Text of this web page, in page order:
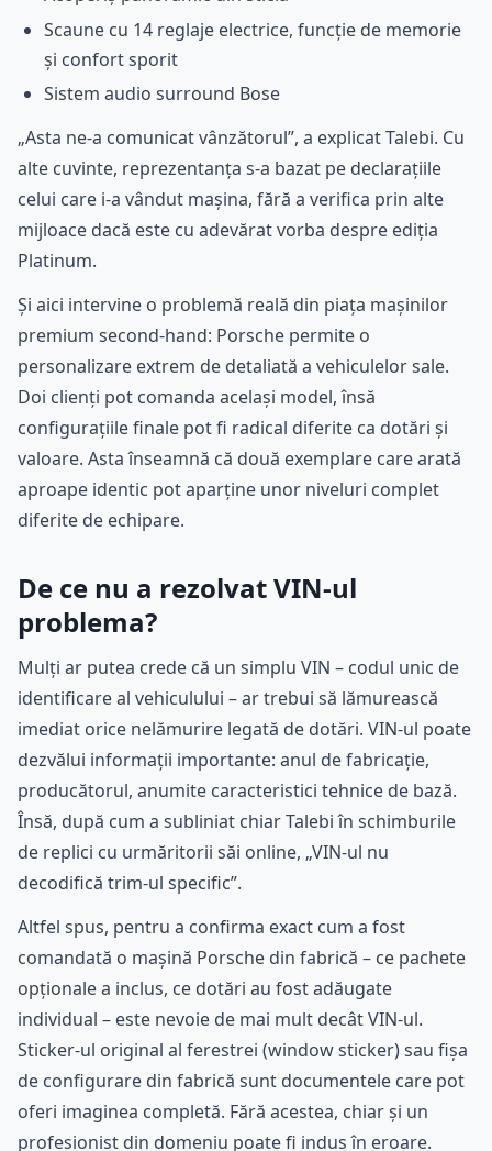
Scaune cu 14 reglaje electrice, funcție de memorie
și confort sporit
Sistem audio surround Bose
„Asta ne-a comunicat vânzătorul”, a explicat Talebi. Cu
alte cuvinte, reprezentanța s-a bazat pe declarațiile
celui care i-a vândut mașina, fără a verifica prin alte
mijloace dacă este cu adevărat vorba despre ediția
Platinum.
Și aici intervine o problemă reală din piața mașinilor
premium second-hand: Porsche permite o
personalizare extrem de detaliată a vehiculelor sale.
Doi clienți pot comanda același model, însă
configurațiile finale pot fi radical diferite ca dotări și
valoare. Asta înseamnă că două exemplare care arată
aproape identic pot aparține unor niveluri complet
diferite de echipare.
De ce nu a rezolvat VIN-ul
problema?
Mulți ar putea crede că un simplu VIN – codul unic de
identificare al vehiculului – ar trebui să lămurească
imediat orice nelămurire legată de dotări. VIN-ul poate
dezvălui informații importante: anul de fabricație,
producătorul, anumite caracteristici tehnice de bază.
Însă, după cum a subliniat chiar Talebi în schimburile
de replici cu urmăritorii săi online, „VIN-ul nu
decodifică trim-ul specific”.
Altfel spus, pentru a confirma exact cum a fost
comandată o mașină Porsche din fabrică – ce pachete
opționale a inclus, ce dotări au fost adăugate
individual – este nevoie de mai mult decât VIN-ul.
Sticker-ul original al ferestrei (window sticker) sau fișa
de configurare din fabrică sunt documentele care pot
oferi imaginea completă. Fără acestea, chiar și un
profesionist din domeniu poate fi indus în eroare.